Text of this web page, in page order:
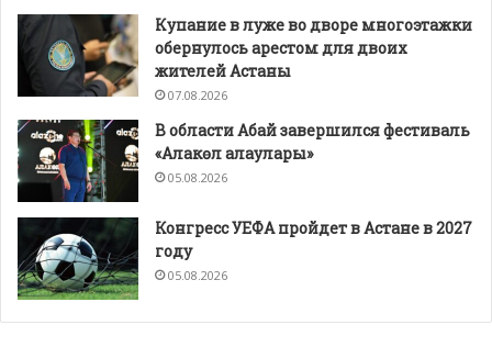
Купание в луже во дворе многоэтажки
обернулось арестом для двоих
жителей Астаны
07.08.2026
В области Абай завершился фестиваль
«Алакөл алаулары»
05.08.2026
Конгресс УЕФА пройдет в Астане в 2027
году
05.08.2026